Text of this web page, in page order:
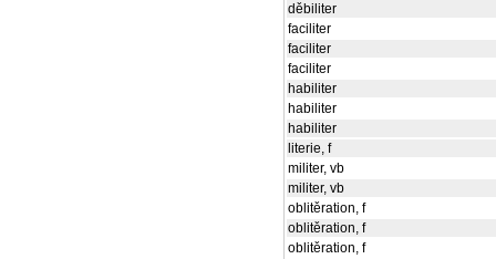
děbiliter
faciliter
faciliter
faciliter
habiliter
habiliter
habiliter
literie, f
militer, vb
militer, vb
oblitěration, f
oblitěration, f
oblitěration, f